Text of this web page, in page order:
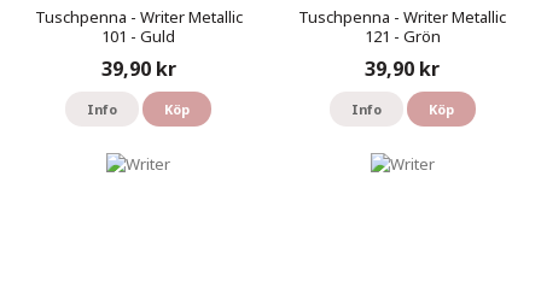
Tuschpenna - Writer Metallic
101 - Guld
39,90 kr
Info Köp
Tuschpenna - Writer Metallic
121 - Grön
39,90 kr
Info Köp